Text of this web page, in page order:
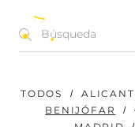
TODOS
BENIJÓFAR